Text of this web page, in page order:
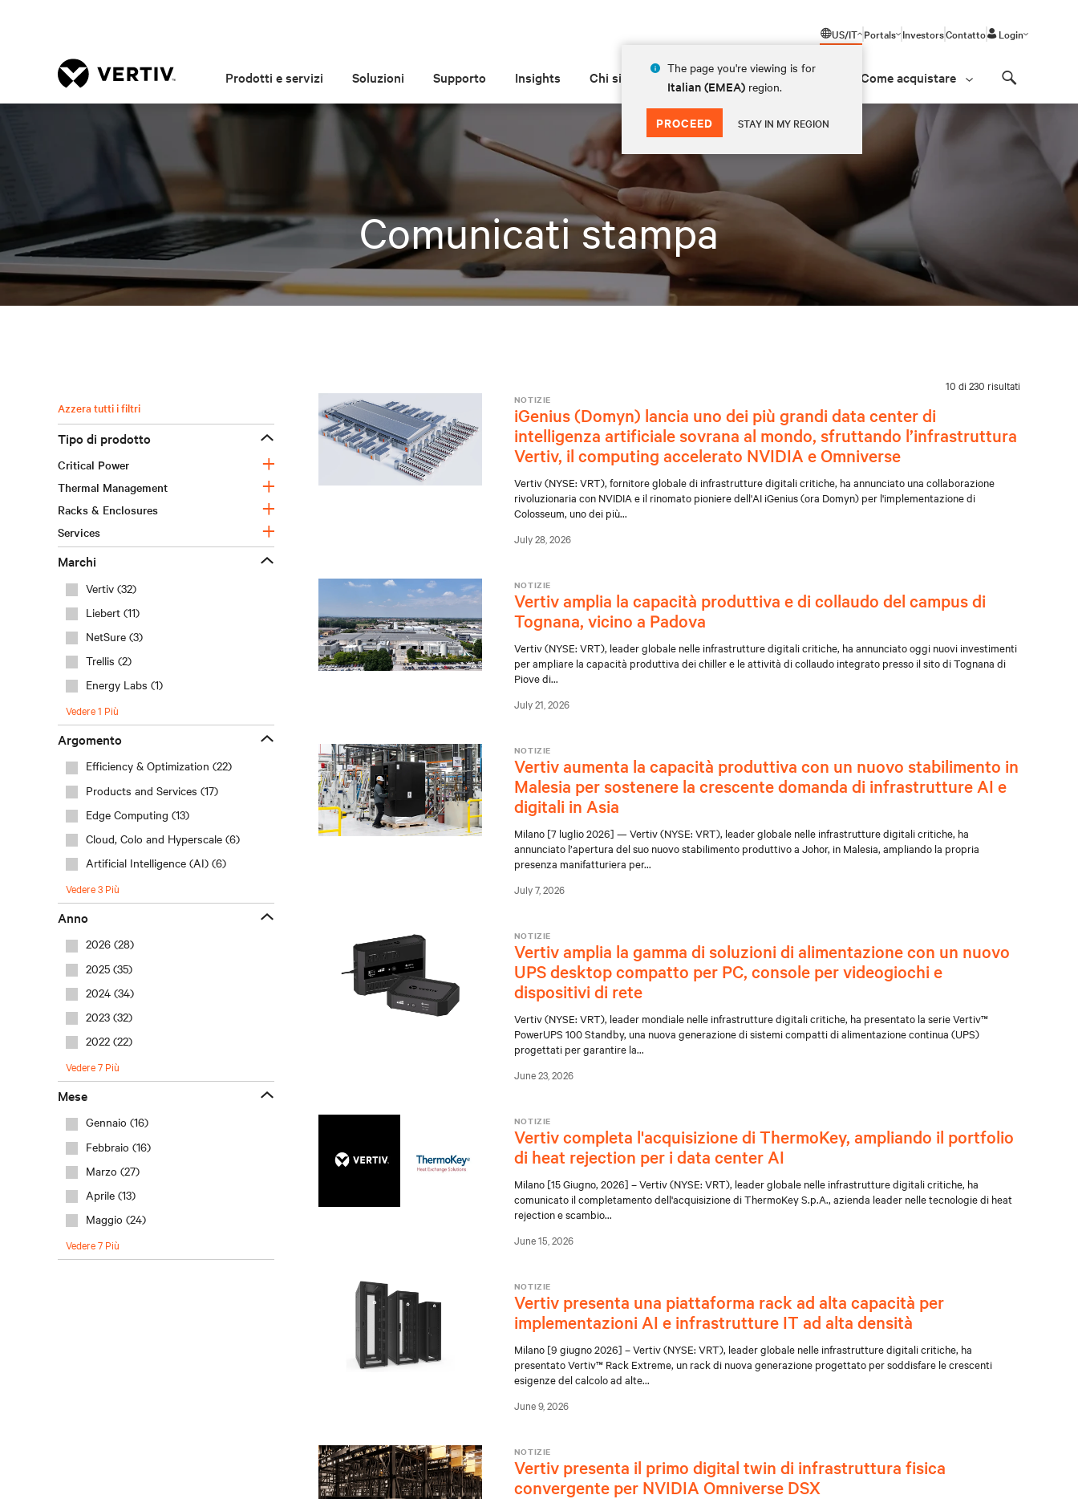
US/IT
The page you're viewing is for
Italian (EMEA) region.
PROCEED STAY IN MY REGION
Portals InvestorsContatto Login
Prodotti e servizi Soluzioni Supporto Insights Chi siamo Come acquistare
Comunicati stampa
azzera tutti i filtri
tipo di prodotto
Critical Power +
Thermal Management +
Racks & Enclosures +
Services +
marchi
Vertiv (32)
Liebert (11)
NetSure (3)
Trellis (2)
Energy Labs (1)
Vedere1 Più
argomento
Efficiency & Optimization (22)
Products and Services (17)
Edge Computing (13)
Cloud, Colo and Hyperscale (6)
Artificial Intelligence (AI) (6)
Vedere3 Più
anno
2026 (28)
2025 (35)
2024 (34)
2023 (32)
2022 (22)
Vedere7 Più
mese
Gennaio (16)
Febbraio (16)
Marzo (27)
Aprile (13)
Maggio (24)
Vedere7 Più
10 di 230 risultati
NOTIZIE
iGenius (Domyn) lancia uno dei più grandi data center di
intelligenza artificiale sovrana al mondo, sfruttando l’infrastruttura
Vertiv, il computing accelerato NVIDIA e Omniverse
Vertiv (NYSE: VRT), fornitore globale di infrastrutture digitali critiche, ha annunciato una collaborazione
rivoluzionaria con NVIDIA e il rinomato pioniere dell'AI iGenius (ora Domyn) per l'implementazione di
Colosseum, uno dei più...
July 28, 2026
NOTIZIE
Vertiv amplia la capacità produttiva e di collaudo del campus di
Tognana, vicino a Padova
Vertiv (NYSE: VRT), leader globale nelle infrastrutture digitali critiche, ha annunciato oggi nuovi investimenti
per ampliare la capacità produttiva dei chiller e le attività di collaudo integrato presso il sito di Tognana di
Piove di...
July 21, 2026
NOTIZIE
Vertiv aumenta la capacità produttiva con un nuovo stabilimento in
Malesia per sostenere la crescente domanda di infrastrutture AI e
digitali in Asia
Milano [7 luglio 2026] — Vertiv (NYSE: VRT), leader globale nelle infrastrutture digitali critiche, ha
annunciato l’apertura del suo nuovo stabilimento produttivo a Johor, in Malesia, ampliando la propria
presenza manifatturiera per...
July 7, 2026
NOTIZIE
Vertiv amplia la gamma di soluzioni di alimentazione con un nuovo
UPS desktop compatto per PC, console per videogiochi e
dispositivi di rete
Vertiv (NYSE: VRT), leader mondiale nelle infrastrutture digitali critiche, ha presentato la serie Vertiv™
PowerUPS 100 Standby, una nuova generazione di sistemi compatti di alimentazione continua (UPS)
progettati per garantire la...
June 23, 2026
NOTIZIE
Vertiv completa l'acquisizione di ThermoKey, ampliando il portfolio
di heat rejection per i data center AI
Milano [15 Giugno, 2026] – Vertiv (NYSE: VRT), leader globale nelle infrastrutture digitali critiche, ha
comunicato il completamento dell'acquisizione di ThermoKey S.p.A., azienda leader nelle tecnologie di heat
rejection e scambio...
June 15, 2026
NOTIZIE
Vertiv presenta una piattaforma rack ad alta capacità per
implementazioni AI e infrastrutture IT ad alta densità
Milano [9 giugno 2026] – Vertiv (NYSE: VRT), leader globale nelle infrastrutture digitali critiche, ha
presentato Vertiv™ Rack Extreme, un rack di nuova generazione progettato per soddisfare le crescenti
esigenze del calcolo ad alte...
June 9, 2026
NOTIZIE
Vertiv presenta il primo digital twin di infrastruttura fisica
convergente per NVIDIA Omniverse DSX